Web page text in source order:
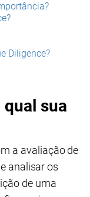
Diligence?
qual sua
a avaliação de
analisar os
de uma